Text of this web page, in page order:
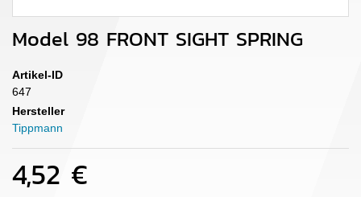
Model 98 FRONT SIGHT SPRING
Artikel-ID
647
Hersteller
Tippmann
4,52 €